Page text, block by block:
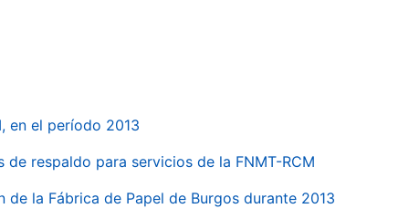
en el período 2013
respaldo para servicios de la FNMT-RCM
la Fábrica de Papel de Burgos durante 2013